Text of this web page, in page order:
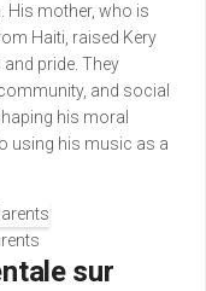
His mother, who is
Haiti, raised Kery
pride. They
and social
his moral
using his music as a
sur